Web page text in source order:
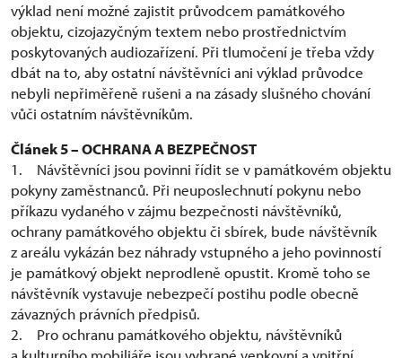
výklad není možné zajistit průvodcem památkového
objektu, cizojazyčným textem nebo prostřednictvím
poskytovaných audiozařízení. Při tlumočení je třeba vždy
dbát na to, aby ostatní návštěvníci ani výklad průvodce
nebyli nepřiměřeně rušeni a na zásady slušného chování
vůči ostatním návštěvníkům.
Článek 5 – OCHRANA A BEZPEČNOST
1. Návštěvníci jsou povinni řídit se v památkovém objektu
pokyny zaměstnanců. Při neuposlechnutí pokynu nebo
příkazu vydaného v zájmu bezpečnosti návštěvníků,
ochrany památkového objektu či sbírek, bude návštěvník
z areálu vykázán bez náhrady vstupného a jeho povinností
je památkový objekt neprodleně opustit. Kromě toho se
návštěvník vystavuje nebezpečí postihu podle obecně
závazných právních předpisů.
2. Pro ochranu památkového objektu, návštěvníků